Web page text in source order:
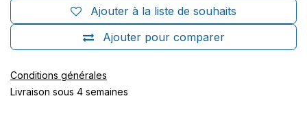
Ajouter pour comparer
Ajouter à la liste de souhaits
Conditions générales
Livraison sous 4 semaines